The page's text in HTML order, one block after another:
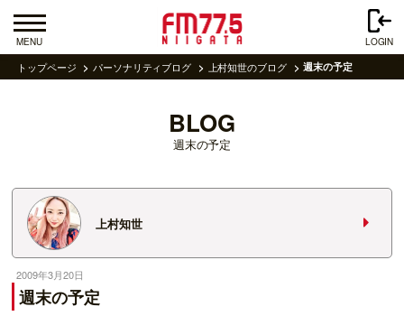
MENU LOGIN
トップページ パーソナリティブログ 上村知世のブログ 週末の予定
BLOG
週末の予定
上村知世
2009年3月20日
週末の予定